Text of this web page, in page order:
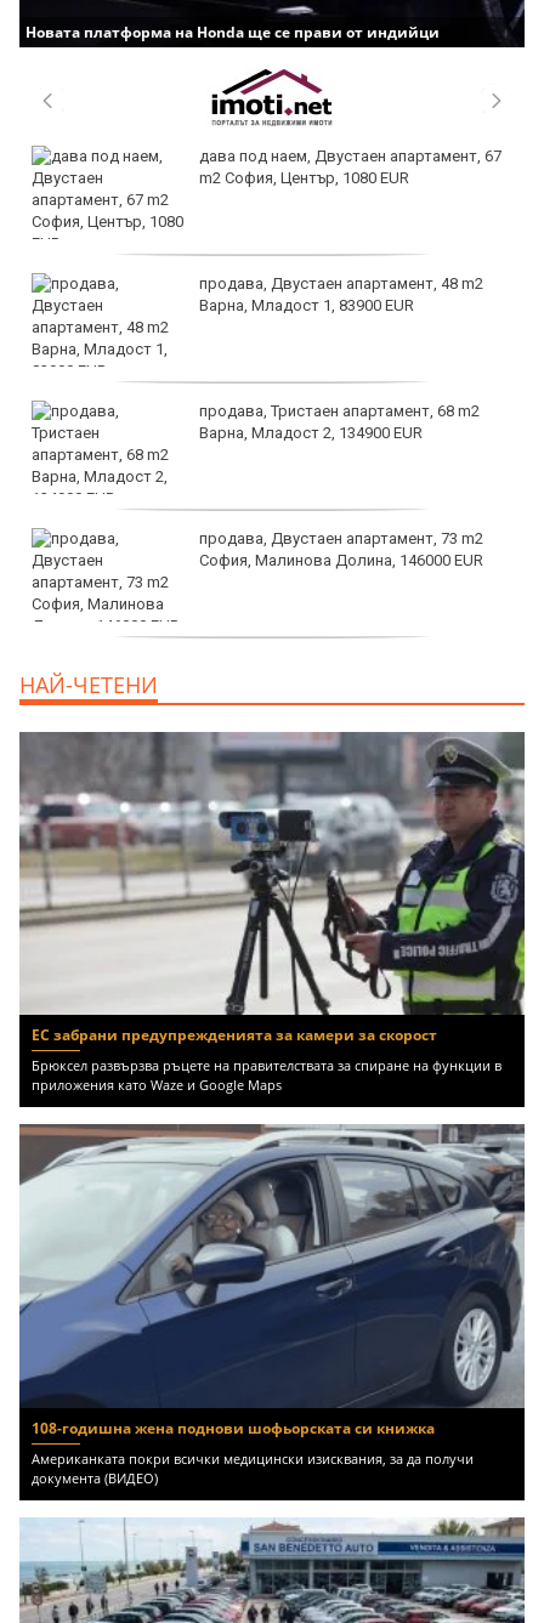
Новата платформа на Honda ще се прави от индийци
дава под наем, Двустаен апартамент, 67
m2 София, Център, 1080 EUR
продава, Двустаен апартамент, 48 m2
Варна, Младост 1, 83900 EUR
продава, Тристаен апартамент, 68 m2
Варна, Младост 2, 134900 EUR
продава, Двустаен апартамент, 73 m2
София, Малинова Долина, 146000 EUR
НАЙ-ЧЕТЕНИ
ЕС забрани предупрежденията за камери за скорост
Брюксел развързва ръцете на правителствата за спиране на функции в
приложения като Waze и Google Maps
108-годишна жена поднови шофьорската си книжка
Американката покри всички медицински изисквания, за да получи
документа (ВИДЕО)